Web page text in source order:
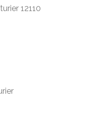
12110